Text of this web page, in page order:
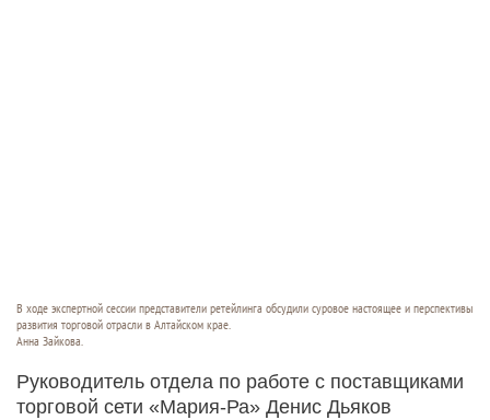
В ходе экспертной сессии представители ретейлинга обсудили суровое настоящее и перспективы
развития торговой отрасли в Алтайском крае.
Анна Зайкова.
Руководитель отдела по работе с поставщиками
торговой сети «Мария-Ра» Денис Дьяков